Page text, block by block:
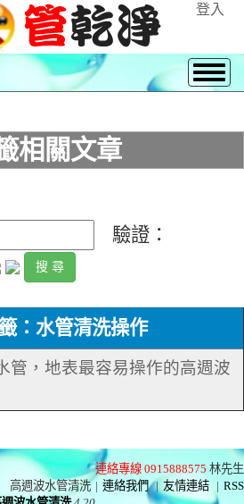
登入
相關文章
驗證：
：水管清洗操作
管，地表最容易操作的高週波
連絡專線 0915888575 林先生
高週波水管清洗 | 連絡我們 | 友情連結 | RSS